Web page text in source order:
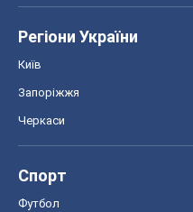
Регіони України
Київ
Запоріжжя
Черкаси
Спорт
Футбол